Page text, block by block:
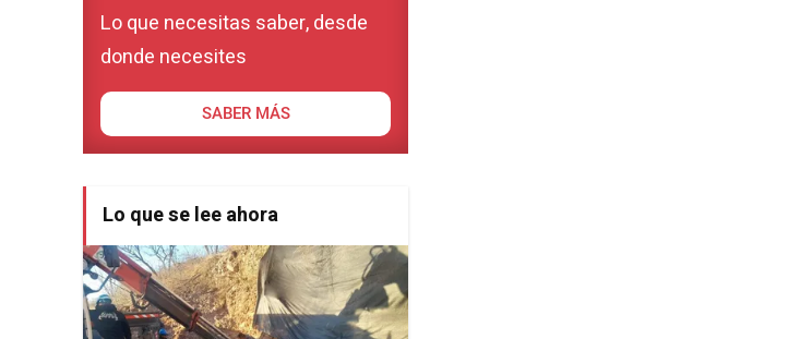
Lo que necesitas saber, desde
donde necesites
SABER MÁS
Lo que se lee ahora